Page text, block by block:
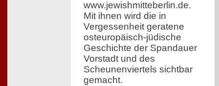
www.jewishmitteberlin.de.
Mit ihnen wird die in
Vergessenheit geratene
osteuropäisch-jüdische
Geschichte der Spandauer
Vorstadt und des
Scheunenviertels sichtbar
gemacht.